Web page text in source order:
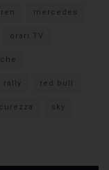
mercedes
orari TV
rally red bull
sky